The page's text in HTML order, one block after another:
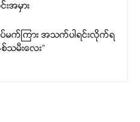
အမှား
ပ်မက်ကြား အသက်ပါရင်းလိုက်ရ
သမီးလေး”